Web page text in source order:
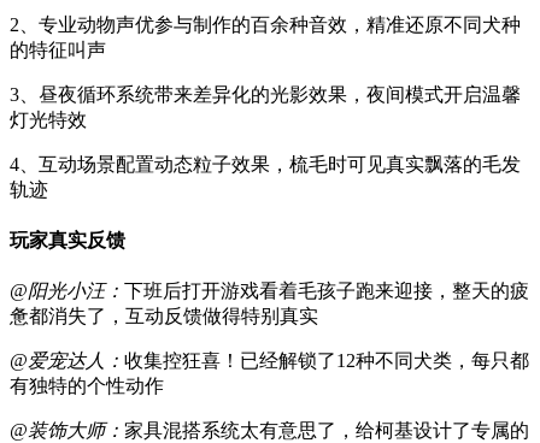
2、专业动物声优参与制作的百余种音效，精准还原不同犬种
的特征叫声
3、昼夜循环系统带来差异化的光影效果，夜间模式开启温馨
灯光特效
4、互动场景配置动态粒子效果，梳毛时可见真实飘落的毛发
轨迹
玩家真实反馈
@阳光小汪： 下班后打开游戏看着毛孩子跑来迎接，整天的疲
惫都消失了，互动反馈做得特别真实
@爱宠达人： 收集控狂喜！已经解锁了12种不同犬类，每只都
有独特的个性动作
@装饰大师： 家具混搭系统太有意思了，给柯基设计了专属的